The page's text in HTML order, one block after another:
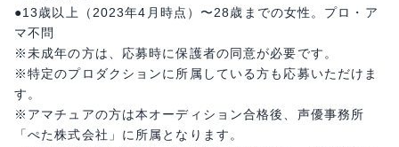
●13歳以上（2023年4月時点）〜28歳までの女性。プロ・ア
マ不問
※未成年の方は、応募時に保護者の同意が必要です。
※特定のプロダクションに所属している方も応募いただけま
す。
※アマチュアの方は本オーディション合格後、声優事務所
「ぺた株式会社」に所属となります。